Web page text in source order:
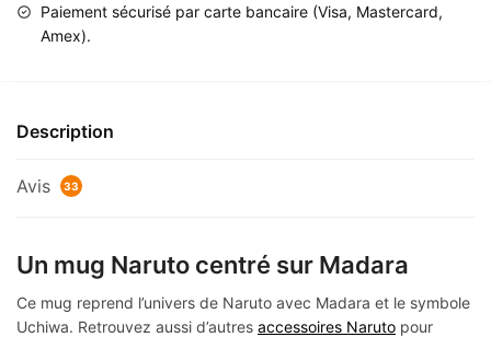
Paiement sécurisé par carte bancaire (Visa, Mastercard,
Amex).
Description
Avis 33
Un mug Naruto centré sur Madara
Ce mug reprend l’univers de Naruto avec Madara et le symbole
Uchiwa. Retrouvez aussi d’autres accessoires Naruto pour